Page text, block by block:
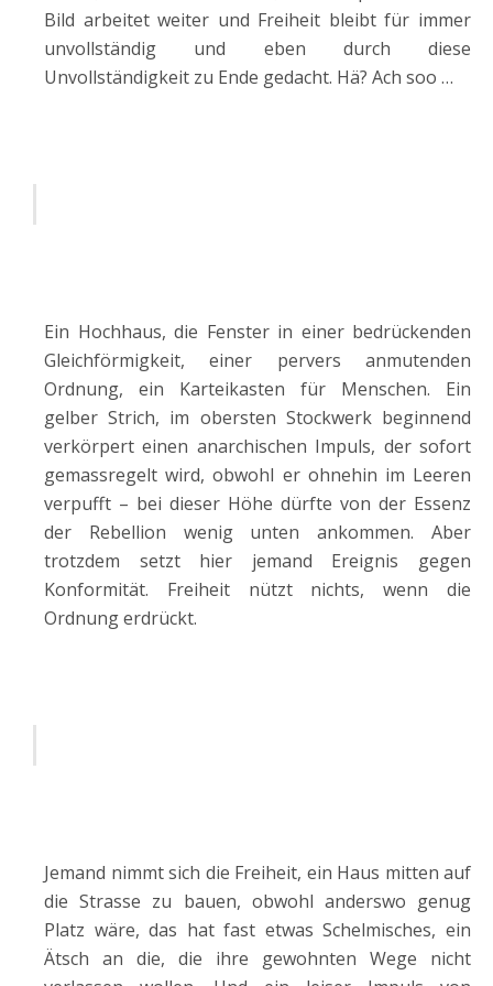
Bild arbeitet weiter und Freiheit bleibt für immer
unvollständig und eben durch diese
Unvollständigkeit zu Ende gedacht. Hä? Ach soo …
Ein Hochhaus, die Fenster in einer bedrückenden
Gleichförmigkeit, einer pervers anmutenden
Ordnung, ein Karteikasten für Menschen. Ein
gelber Strich, im obersten Stockwerk beginnend
verkörpert einen anarchischen Impuls, der sofort
gemassregelt wird, obwohl er ohnehin im Leeren
verpufft – bei dieser Höhe dürfte von der Essenz
der Rebellion wenig unten ankommen. Aber
trotzdem setzt hier jemand Ereignis gegen
Konformität. Freiheit nützt nichts, wenn die
Ordnung erdrückt.
Jemand nimmt sich die Freiheit, ein Haus mitten auf
die Strasse zu bauen, obwohl anderswo genug
Platz wäre, das hat fast etwas Schelmisches, ein
Ätsch an die, die ihre gewohnten Wege nicht